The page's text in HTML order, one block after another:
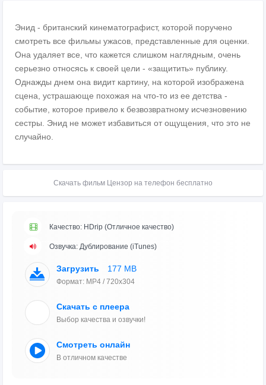
Энид - британский кинематографист, которой поручено
смотреть все фильмы ужасов, представленные для оценки.
Она удаляет все, что кажется слишком наглядным, очень
серьезно относясь к своей цели - «защитить» публику.
Однажды днем она видит картину, на которой изображена
сцена, устрашающе похожая на что-то из ее детства -
событие, которое привело к безвозвратному исчезновению
сестры. Энид не может избавиться от ощущения, что это не
случайно.
Скачать фильм Цензор на телефон бесплатно
Качество: HDrip (Отличное качество)
Озвучка: Дублирование (iTunes)
Загрузить 177 MB
Формат: MP4 / 720x304
Скачать с плеера
Выбор качества и озвучки!
Смотреть онлайн
В отличном качестве